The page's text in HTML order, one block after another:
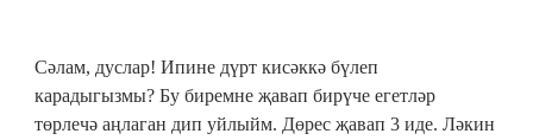
Сәлам, дуслар! Ипине дүрт кисәккә бүлеп
карадыгызмы? Бу биремне җавап бирүче егетләр
төрлечә аңлаган дип уйлыйм. Дөрес җавап 3 иде. Ләкин